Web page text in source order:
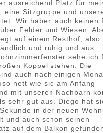
ausreichend Platz für
eine Sitzgruppe und
Wir haben auch keinen
Felder und Wiesen.
auf einem Resthof, also
und ruhig und aus
sehe ich
Koppel stehen. Die
auch nach einigen
nett wie sie am Anfang
mit unseren Nachbarn
sehr gut aus. Diego hat
in der neuen
und auch schon seinen
auf dem Balkon